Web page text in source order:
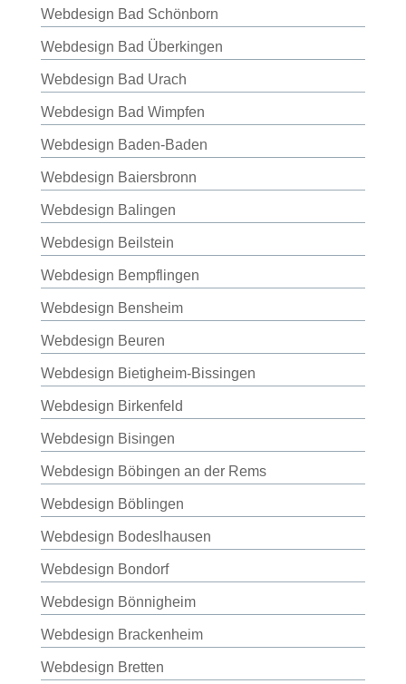
Webdesign Bad Schönborn
Webdesign Bad Überkingen
Webdesign Bad Urach
Webdesign Bad Wimpfen
Webdesign Baden-Baden
Webdesign Baiersbronn
Webdesign Balingen
Webdesign Beilstein
Webdesign Bempflingen
Webdesign Bensheim
Webdesign Beuren
Webdesign Bietigheim-Bissingen
Webdesign Birkenfeld
Webdesign Bisingen
Webdesign Böbingen an der Rems
Webdesign Böblingen
Webdesign Bodeslhausen
Webdesign Bondorf
Webdesign Bönnigheim
Webdesign Brackenheim
Webdesign Bretten